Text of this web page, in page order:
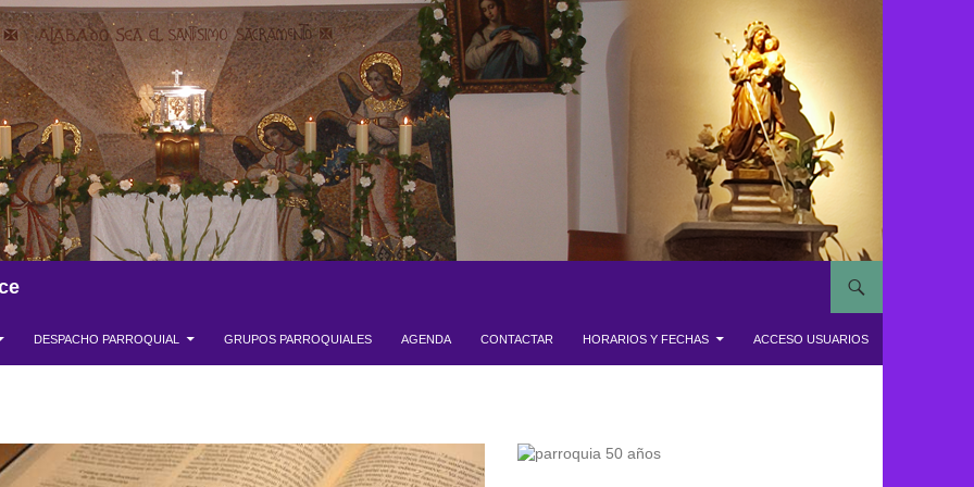
DESPACHO PARROQUIAL GRUPOS PARROQUIALES AGENDA CONTACTAR HORARIOS Y FECHAS ACCESO USUARIOS